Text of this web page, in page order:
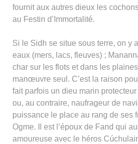
fournit aux autres dieux les
au Festin d’Immortalité.
Si le Sidh se situe sous terre, on y
eaux (mers, lacs, fleuves) ;
char sur les flots et dans les
manœuvre seul. C’est la raison
fait parfois un dieu marin
ou, au contraire, naufrageur de
puissance le place au rang de ses
Ogme. Il est l’époux de Fand qui
amoureuse avec le héros